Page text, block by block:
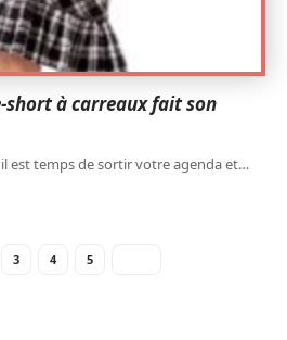
short à carreaux fait son
est temps de sortir votre agenda et…
3 4 5